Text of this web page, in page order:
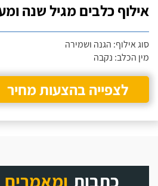
אילוף כלבים מגיל שנה
סוג אילוף: הגנה ושמירה
מין הכלב: נקבה
לצפייה בהצעות מחיר
כתבות ומאמרים